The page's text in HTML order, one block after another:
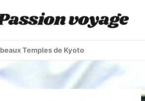
Temples de Kyoto